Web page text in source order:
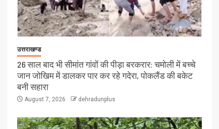
उत्तराखण्ड
26 साल बाद भी सीमांत गांवों की पीड़ा बरकरार: चमोली में बच्चे
जान जोखिम में डालकर पार कर रहे गदेरा, पोकलैंड की बकेट
बनी सहारा
August 7, 2026 dehradunplus